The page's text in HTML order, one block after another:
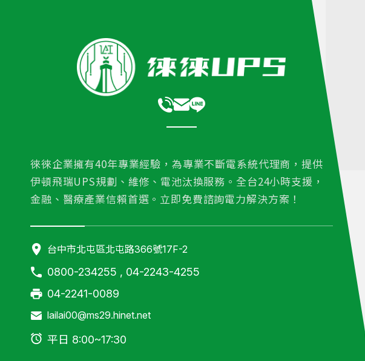
徠徠企業擁有40年專業經驗，為專業不斷電系統代理商，提供
伊頓飛瑞UPS規劃、維修、電池汰換服務。全台24小時支援，
金融、醫療產業信賴首選。立即免費諮詢電力解決方案！
台中市北屯區北屯路366號17F-2
0800-234255 , 04-2243-4255
04-2241-0089
lailai00@ms29.hinet.net
平日 8:00~17:30